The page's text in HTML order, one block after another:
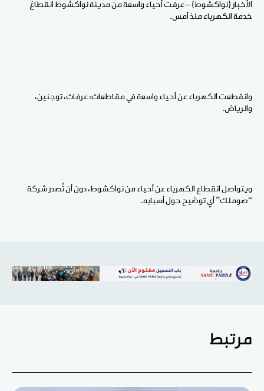
الأخبار (نواكشوط) – عرفت أحياء واسعة من مدينة نواكشوط انقطاعَ
خدمة الكهرباء منذ أمس.
وانقطعت الكهرباء عن أحياء واسعة في مقاطعات: عرفات، توجنين،
والرياض.
ويتواصل انقطاع الكهرباء عن أحياء من نواكشوط، دون أن تُصدر شركة
“صوملك” أي توضيح حول أسبابه.
مرتبط